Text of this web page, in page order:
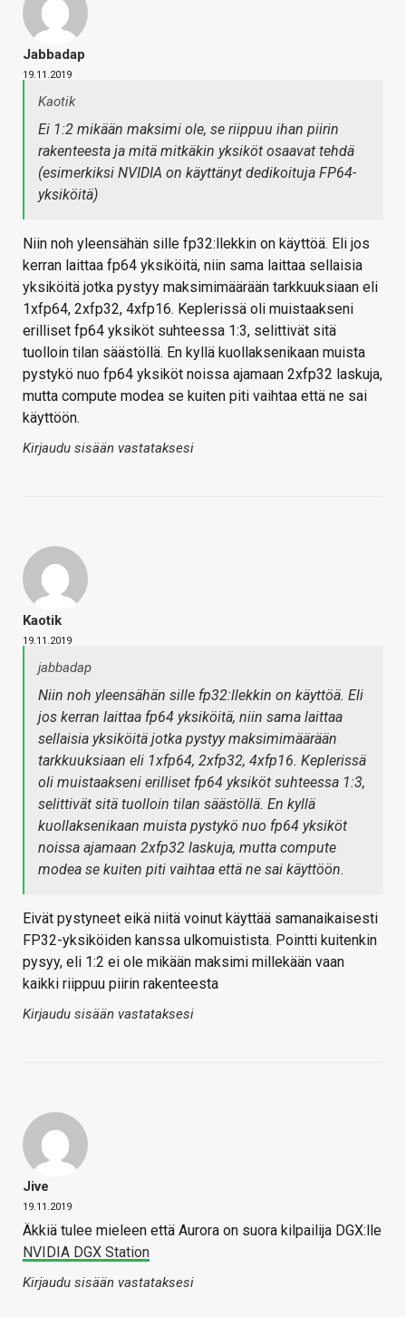
Jabbadap
19.11.2019
Kaotik
Ei 1:2 mikään maksimi ole, se riippuu ihan piirin
rakenteesta ja mitä mitkäkin yksiköt osaavat tehdä
(esimerkiksi NVIDIA on käyttänyt dedikoituja FP64-
yksiköitä)
Niin noh yleensähän sille fp32:llekkin on käyttöä. Eli jos
kerran laittaa fp64 yksiköitä, niin sama laittaa sellaisia
yksiköitä jotka pystyy maksimimäärään tarkkuuksiaan eli
1xfp64, 2xfp32, 4xfp16. Keplerissä oli muistaakseni
erilliset fp64 yksiköt suhteessa 1:3, selittivät sitä
tuolloin tilan säästöllä. En kyllä kuollaksenikaan muista
pystykö nuo fp64 yksiköt noissa ajamaan 2xfp32 laskuja,
mutta compute modea se kuiten piti vaihtaa että ne sai
käyttöön.
Kirjaudu sisään vastataksesi
Kaotik
19.11.2019
jabbadap
Niin noh yleensähän sille fp32:llekkin on käyttöä. Eli
jos kerran laittaa fp64 yksiköitä, niin sama laittaa
sellaisia yksiköitä jotka pystyy maksimimäärään
tarkkuuksiaan eli 1xfp64, 2xfp32, 4xfp16. Keplerissä
oli muistaakseni erilliset fp64 yksiköt suhteessa 1:3,
selittivät sitä tuolloin tilan säästöllä. En kyllä
kuollaksenikaan muista pystykö nuo fp64 yksiköt
noissa ajamaan 2xfp32 laskuja, mutta compute
modea se kuiten piti vaihtaa että ne sai käyttöön.
Eivät pystyneet eikä niitä voinut käyttää samanaikaisesti
FP32-yksiköiden kanssa ulkomuistista. Pointti kuitenkin
pysyy, eli 1:2 ei ole mikään maksimi millekään vaan
kaikki riippuu piirin rakenteesta
Kirjaudu sisään vastataksesi
Jive
19.11.2019
Äkkiä tulee mieleen että Aurora on suora kilpailija DGX:lle
NVIDIA DGX Station
Kirjaudu sisään vastataksesi